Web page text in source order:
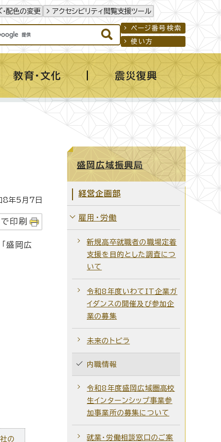
配色の変更 アクセシビリティ閲覧支援ツール
ページ番号検索
使い方
教育・文化 震災復興
年5月7日
印刷
盛岡広
の
盛岡広域振興局
経営企画部
雇用・労働
新規高卒就職者の職場定着
支援を目的とした調査につ
いて
令和8年度いわてIT企業ガ
イダンスの開催及び参加企
業の募集
未来のトビラ
内職情報
令和8年度盛岡広域圏高校
生インターンシップ事業参
加事業所の募集について
就業・労働相談窓口のご案